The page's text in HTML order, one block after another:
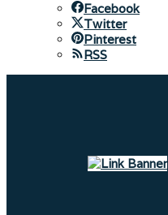
Facebook
Twitter
Pinterest
RSS